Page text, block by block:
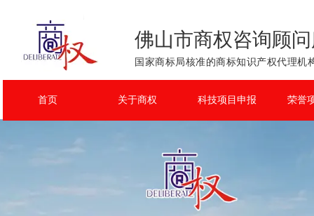
佛山市商权咨询顾
国家商标局核准的商标知识产权代理机
首页 关于商权 科技项目申报 荣誉